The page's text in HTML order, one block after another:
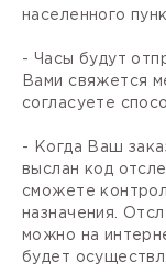
населенного
- Часы будут
Вами свяжется
согласуете
- Когда Ваш
выслан код
сможете
назначения.
можно на
будет